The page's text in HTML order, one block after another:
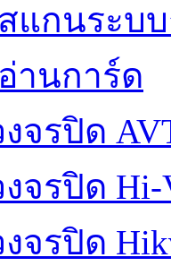
แกนระบ
านการ์ด
จรปิด
จรปิด Hi-
จรปิด